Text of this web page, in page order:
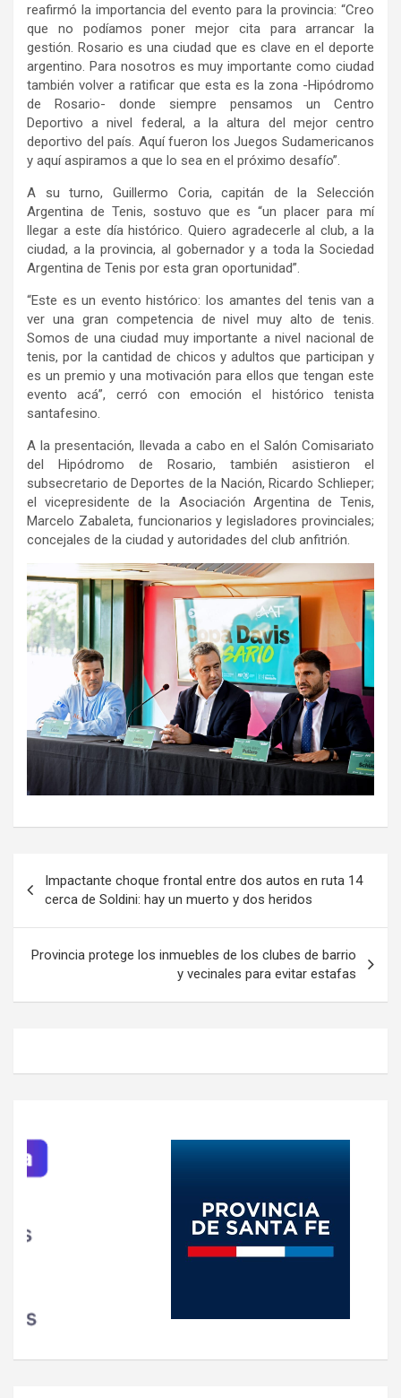
reafirmó la importancia del evento para la provincia: “Creo
que no podíamos poner mejor cita para arrancar la
gestión. Rosario es una ciudad que es clave en el deporte
argentino. Para nosotros es muy importante como ciudad
también volver a ratificar que esta es la zona -Hipódromo
de Rosario- donde siempre pensamos un Centro
Deportivo a nivel federal, a la altura del mejor centro
deportivo del país. Aquí fueron los Juegos Sudamericanos
y aquí aspiramos a que lo sea en el próximo desafío”.
A su turno, Guillermo Coria, capitán de la Selección
Argentina de Tenis, sostuvo que es “un placer para mí
llegar a este día histórico. Quiero agradecerle al club, a la
ciudad, a la provincia, al gobernador y a toda la Sociedad
Argentina de Tenis por esta gran oportunidad”.
“Este es un evento histórico: los amantes del tenis van a
ver una gran competencia de nivel muy alto de tenis.
Somos de una ciudad muy importante a nivel nacional de
tenis, por la cantidad de chicos y adultos que participan y
es un premio y una motivación para ellos que tengan este
evento acá”, cerró con emoción el histórico tenista
santafesino.
A la presentación, llevada a cabo en el Salón Comisariato
del Hipódromo de Rosario, también asistieron el
subsecretario de Deportes de la Nación, Ricardo Schlieper;
el vicepresidente de la Asociación Argentina de Tenis,
Marcelo Zabaleta, funcionarios y legisladores provinciales;
concejales de la ciudad y autoridades del club anfitrión.
de
entradas
Impactante choque frontal entre dos autos en ruta 14
cerca de Soldini: hay un muerto y dos heridos
Provincia protege los inmuebles de los clubes de barrio
y vecinales para evitar estafas